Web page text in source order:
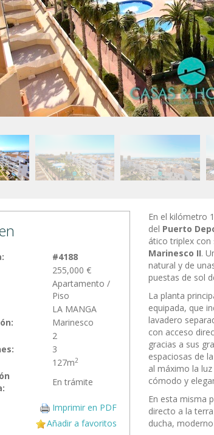
#4188
255,000 €
Apartamento /
Piso
LA MANGA
Marinesco
2
3
127m2
En trámite
Imprimir en PDF
Añadir a favoritos
En el kilómetro
del Puerto
ático triplex con
Marinesco II.
natural y de
puestas de sol
La planta
equipada, que
lavadero
con acceso
gracias a sus
espaciosas de
al máximo la
cómodo y
En esta misma
directo a la
ducha,